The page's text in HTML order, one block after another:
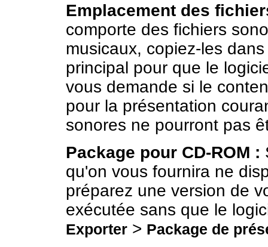
Emplacement des
comporte des fichiers
musicaux, copiez-les
principal pour que le
vous demande si le
pour la présentation
sonores ne pourront pas
Package pour CD-ROM :
qu'on vous fournira ne
préparez une version de
exécutée sans que le
Exporter > Package de